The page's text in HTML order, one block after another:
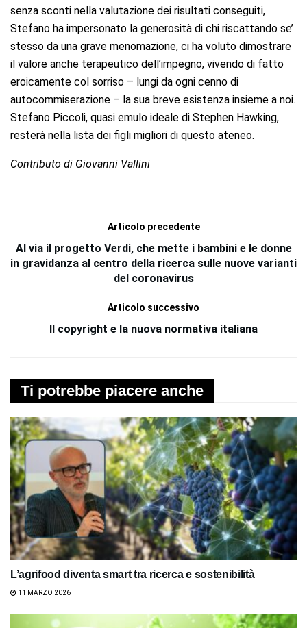
senza sconti nella valutazione dei risultati conseguiti,
Stefano ha impersonato la generosità di chi riscattando se’
stesso da una grave menomazione, ci ha voluto dimostrare
il valore anche terapeutico dell’impegno, vivendo di fatto
eroicamente col sorriso – lungi da ogni cenno di
autocommiserazione – la sua breve esistenza insieme a noi.
Stefano Piccoli, quasi emulo ideale di Stephen Hawking,
resterà nella lista dei figli migliori di questo ateneo.
Contributo di Giovanni Vallini
Articolo precedente
Al via il progetto Verdi, che mette i bambini e le donne
in gravidanza al centro della ricerca sulle nuove varianti
del coronavirus
Articolo successivo
Il copyright e la nuova normativa italiana
Ti potrebbe piacere anche
L’agrifood diventa smart tra ricerca e sostenibilità
11 MARZO 2026